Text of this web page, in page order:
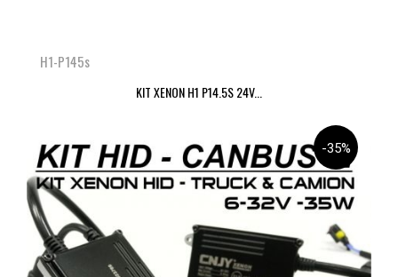
H1-P145s
KIT XENON H1 P14.5S 24V...
-35%